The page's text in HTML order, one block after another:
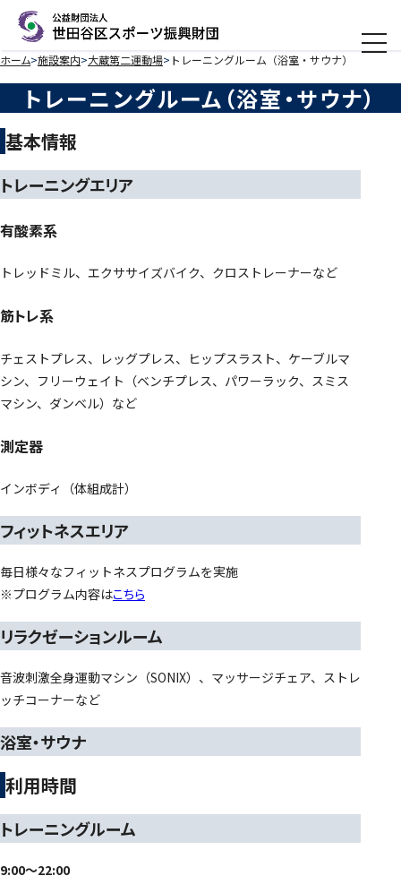
メ
ホーム 施設案内 大蔵第二運動場 トレーニングルーム（浴室・サウナ）
トレーニングルーム（浴室・サウナ）
基本情報
トレーニングエリア
有酸素系
トレッドミル、エクササイズバイク、クロストレーナーなど
筋トレ系
チェストプレス、レッグプレス、ヒップスラスト、ケーブルマ
シン、フリーウェイト（ベンチプレス、パワーラック、スミス
マシン、ダンベル）など
測定器
インボディ（体組成計）
フィットネスエリア
毎日様々なフィットネスプログラムを実施
※プログラム内容はこちら
リラクゼーションルーム
音波刺激全身運動マシン（SONIX）、マッサージチェア、ストレ
ッチコーナーなど
浴室・サウナ
利用時間
トレーニングルーム
9:00～22:00